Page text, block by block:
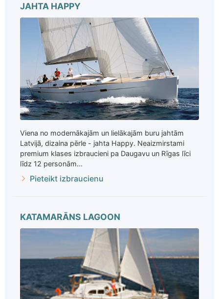
JAHTA HAPPY
Viena no modernākajām un lielākajām buru jahtām
Latvijā, dizaina pērle - jahta Happy. Neaizmirstami
premium klases izbraucieni pa Daugavu un Rīgas līci
līdz 12 personām...
Pieteikt izbraucienu
KATAMARĀNS LAGOON